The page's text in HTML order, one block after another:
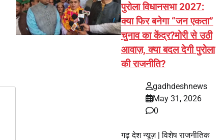
पुरोला विधानसभा 2027:
क्या फिर बनेगा “जन एकता”
चुनाव का केंद्र?मोरी से उठी
आवाज़, क्या बदल देगी पुरोला
की राजनीति?
gadhdeshnews
May 31, 2026
0
गढ़ देश न्यूज़ | विशेष राजनीतिक